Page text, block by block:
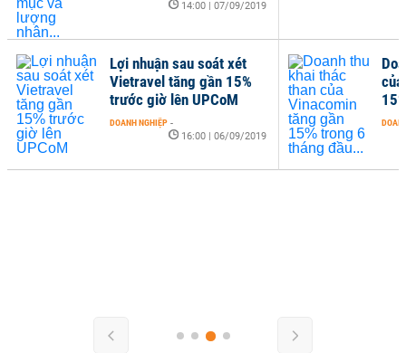
14:00 | 07/09/2019
Lợi nhuận sau soát xét
Vietravel tăng gần 15%
trước giờ lên UPCoM
DOANH NGHIỆP -
16:00 | 06/09/2019